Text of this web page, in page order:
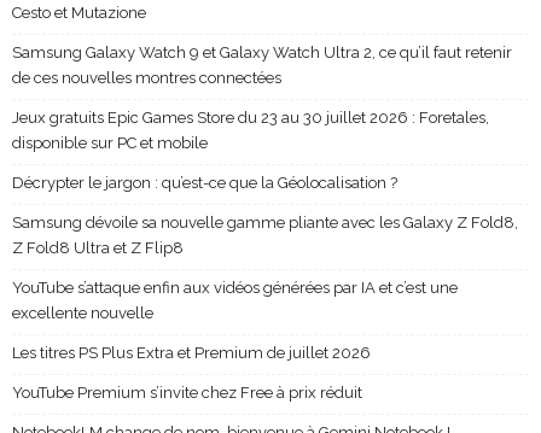
Cesto et Mutazione
Samsung Galaxy Watch 9 et Galaxy Watch Ultra 2, ce qu’il faut retenir
de ces nouvelles montres connectées
Jeux gratuits Epic Games Store du 23 au 30 juillet 2026 : Foretales,
disponible sur PC et mobile
Décrypter le jargon : qu’est-ce que la Géolocalisation ?
Samsung dévoile sa nouvelle gamme pliante avec les Galaxy Z Fold8,
Z Fold8 Ultra et Z Flip8
YouTube s’attaque enfin aux vidéos générées par IA et c’est une
excellente nouvelle
Les titres PS Plus Extra et Premium de juillet 2026
YouTube Premium s’invite chez Free à prix réduit